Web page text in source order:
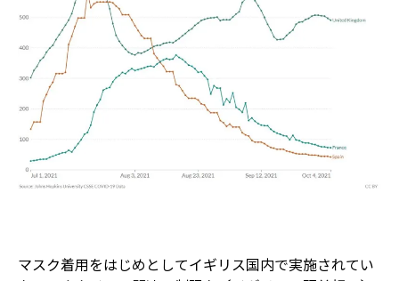
マスク着用をはじめとしてイギリス国内で実施されてい